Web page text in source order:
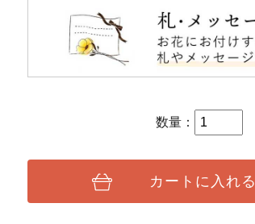
数量：
カートに入れる